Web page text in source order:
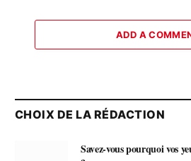
ADD A
CHOIX DE LA RÉDACTION
Savez-vous pourquoi vos